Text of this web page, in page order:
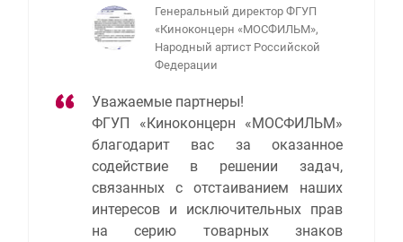
Генеральный директор ФГУП
«Киноконцерн «МОСФИЛЬМ»,
Народный артист Российской
Федерации
Уважаемые партнеры!
ФГУП «Киноконцерн «МОСФИЛЬМ»
благодарит вас за оказанное
содействие в решении задач,
связанных с отстаиванием наших
интересов и исключительных прав
на серию товарных знаков